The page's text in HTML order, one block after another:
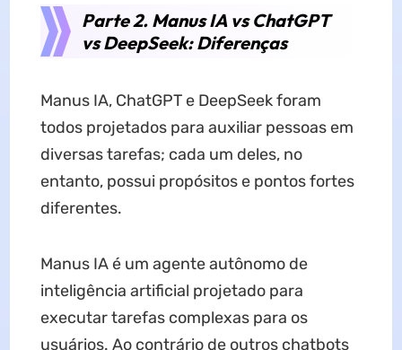
Parte 2. Manus IA vs ChatGPT
vs DeepSeek: Diferenças
Manus IA, ChatGPT e DeepSeek foram
todos projetados para auxiliar pessoas em
diversas tarefas; cada um deles, no
entanto, possui propósitos e pontos fortes
diferentes.
Manus IA é um agente autônomo de
inteligência artificial projetado para
executar tarefas complexas para os
usuários. Ao contrário de outros chatbots